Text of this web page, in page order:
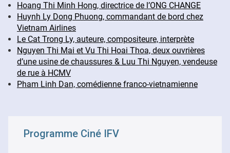
Hoang Thi Minh Hong, directrice de l’ONG CHANGE
Huynh Ly Dong Phuong, commandant de bord chez
Vietnam Airlines
Le Cat Trong Ly, auteure, compositeure, interprète
Nguyen Thi Mai et Vu Thi Hoai Thoa, deux ouvrières
d’une usine de chaussures & Luu Thi Nguyen, vendeuse
de rue à HCMV
Pham Linh Dan, comédienne franco-vietnamienne
Programme Ciné IFV